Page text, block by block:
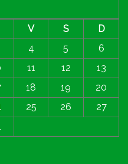
V S
D
4 5
6
11 12
13
18 19
20
25 26
27